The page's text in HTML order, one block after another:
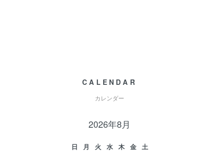
CALENDAR
カレンダー
2026年8月
日 月 火 水 木 金
土